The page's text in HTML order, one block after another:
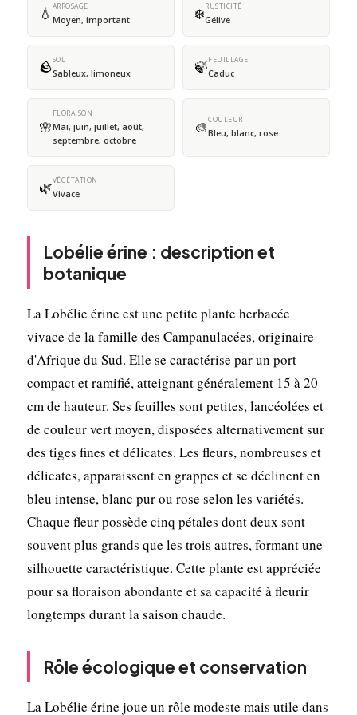
💧 ARROSAGE
Moyen, important ❄️RUSTICITÉ
Gélive
🪨SOL
Sableux, limoneux 🍃FEUILLAGE
Caduc
🌸
FLORAISON
Mai, juin, juillet, août,
septembre, octobre
🎨COULEUR
Bleu, blanc, rose
🌿VÉGÉTATION
Vivace
Lobélie érine : description et
botanique
La Lobélie érine est une petite plante herbacée
vivace de la famille des Campanulacées, originaire
d'Afrique du Sud. Elle se caractérise par un port
compact et ramifié, atteignant généralement 15 à 20
cm de hauteur. Ses feuilles sont petites, lancéolées et
de couleur vert moyen, disposées alternativement sur
des tiges fines et délicates. Les fleurs, nombreuses et
délicates, apparaissent en grappes et se déclinent en
bleu intense, blanc pur ou rose selon les variétés.
Chaque fleur possède cinq pétales dont deux sont
souvent plus grands que les trois autres, formant une
silhouette caractéristique. Cette plante est appréciée
pour sa floraison abondante et sa capacité à fleurir
longtemps durant la saison chaude.
Rôle écologique et conservation
La Lobélie érine joue un rôle modeste mais utile dans